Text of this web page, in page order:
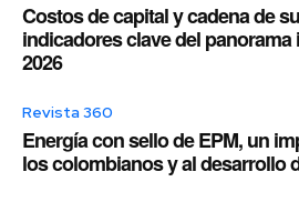
Costos de capital y cadena de
indicadores clave del
2026
Revista 360
Energía con sello de EPM, un
los colombianos y al desarrollo